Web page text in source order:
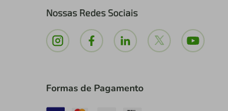
Nossas Redes Sociais
Formas de Pagamento